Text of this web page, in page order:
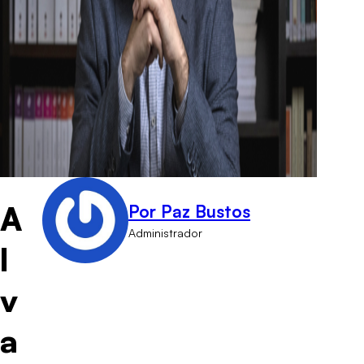
A
l
v
a
Por Paz Bustos
Administrador